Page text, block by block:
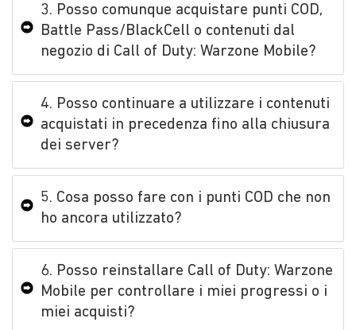
3. Posso comunque acquistare punti COD,
Battle Pass/BlackCell o contenuti dal
negozio di Call of Duty: Warzone Mobile?
4. Posso continuare a utilizzare i contenuti
acquistati in precedenza fino alla chiusura
dei server?
5. Cosa posso fare con i punti COD che non
ho ancora utilizzato?
6. Posso reinstallare Call of Duty: Warzone
Mobile per controllare i miei progressi o i
miei acquisti?